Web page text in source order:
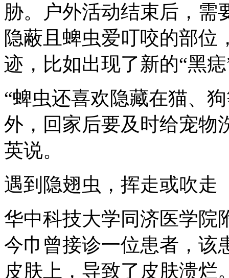
胁。户外活动结束后，需
隐蔽且蜱虫爱叮咬的部位
迹，比如出现了新的“黑
“蜱虫还喜欢隐藏在猫、
外，回家后要及时给宠物
英说。
遇到隐翅虫，挥走或吹走
华中科技大学同济医学院
今巾曾接诊一位患者，该
皮肤上，导致了皮肤溃烂